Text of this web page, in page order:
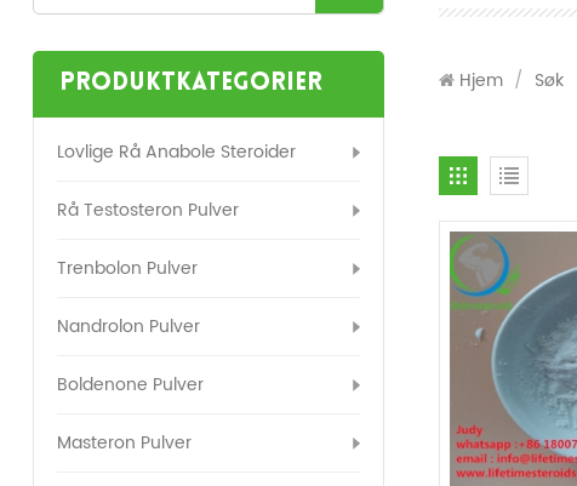
Produktkategorier
Lovlige Rå Anabole Steroider
Rå Testosteron Pulver
Trenbolon Pulver
Nandrolon Pulver
Boldenone Pulver
Masteron Pulver
Hjem / Søk